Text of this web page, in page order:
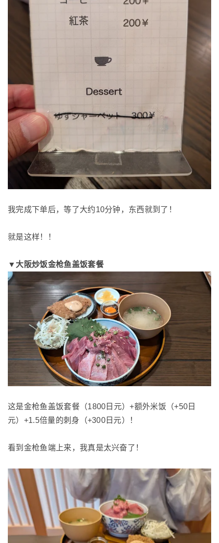
我完成下单后，等了大约10分钟，东西就到了！
就是这样！！
▼大阪炒饭金枪鱼盖饭套餐
这是金枪鱼盖饭套餐（1800日元）+额外米饭（+50日
元）+1.5倍量的刺身（+300日元）！
看到金枪鱼端上来，我真是太兴奋了！